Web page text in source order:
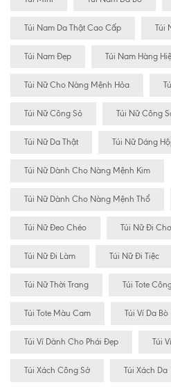
Túi Nam Da Thật Cao Cấp Túi
Túi Nam Đẹp Túi Nam Hàng
Túi Nữ Cho Nàng Mệnh Hỏa
Túi Nữ Công Sỏ Túi Nữ Công
Túi Nữ Da Thật Túi Nữ Dáng
Túi Nữ Dành Cho Nàng Mệnh Kim
Túi Nữ Dành Cho Nàng Mệnh Thổ
Túi Nữ Đeo Chéo Túi Nữ Đi
Túi Nữ Đi Làm Túi Nữ Đi Tiệc
Túi Nữ Thời Trang Túi Tote
Túi Tote Màu Cam Túi Ví Da Bò
Túi Ví Dành Cho Phái Đẹp Túi
Túi Xách Công Sở Túi Xách Da